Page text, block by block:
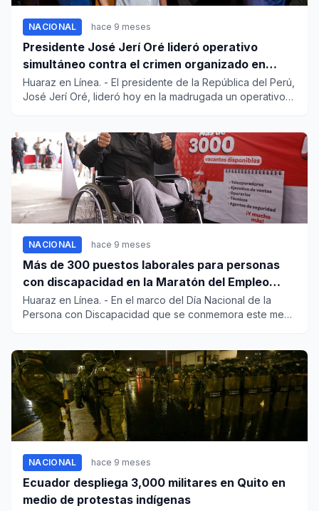
NACIONAL hace 9 meses
Presidente José Jerí Oré lideró operativo
simultáneo contra el crimen organizado en
penales
Huaraz en Línea. - El presidente de la República del Perú,
José Jerí Oré, lideró hoy en la madrugada un operativo
NACIONAL hace 9 meses
Más de 300 puestos laborales para personas
con discapacidad en la Maratón del Empleo
este 14 de octubre
Huaraz en Línea. - En el marco del Día Nacional de la
Persona con Discapacidad que se conmemora este mes,
NACIONAL hace 9 meses
Ecuador despliega 3,000 militares en Quito en
medio de protestas indígenas